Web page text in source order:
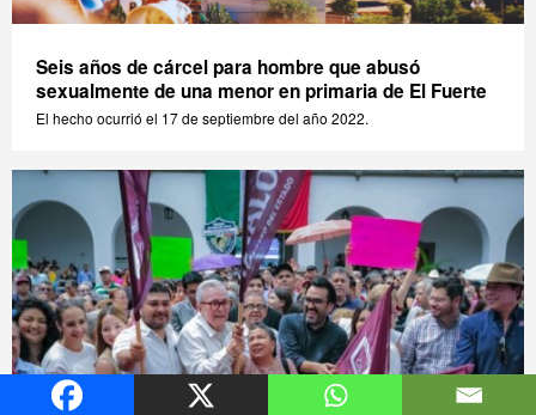
Seis años de cárcel para hombre que abusó
sexualmente de una menor en primaria de El Fuerte
El hecho ocurrió el 17 de septiembre del año 2022.